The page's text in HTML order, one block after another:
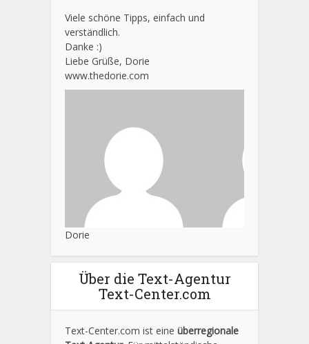
Viele schöne Tipps, einfach und
verständlich.
Danke :)
Liebe Grüße, Dorie
www.thedorie.com
Dorie
Über die Text-Agentur
Text-Center.com
Text-Center.com ist eine überregionale